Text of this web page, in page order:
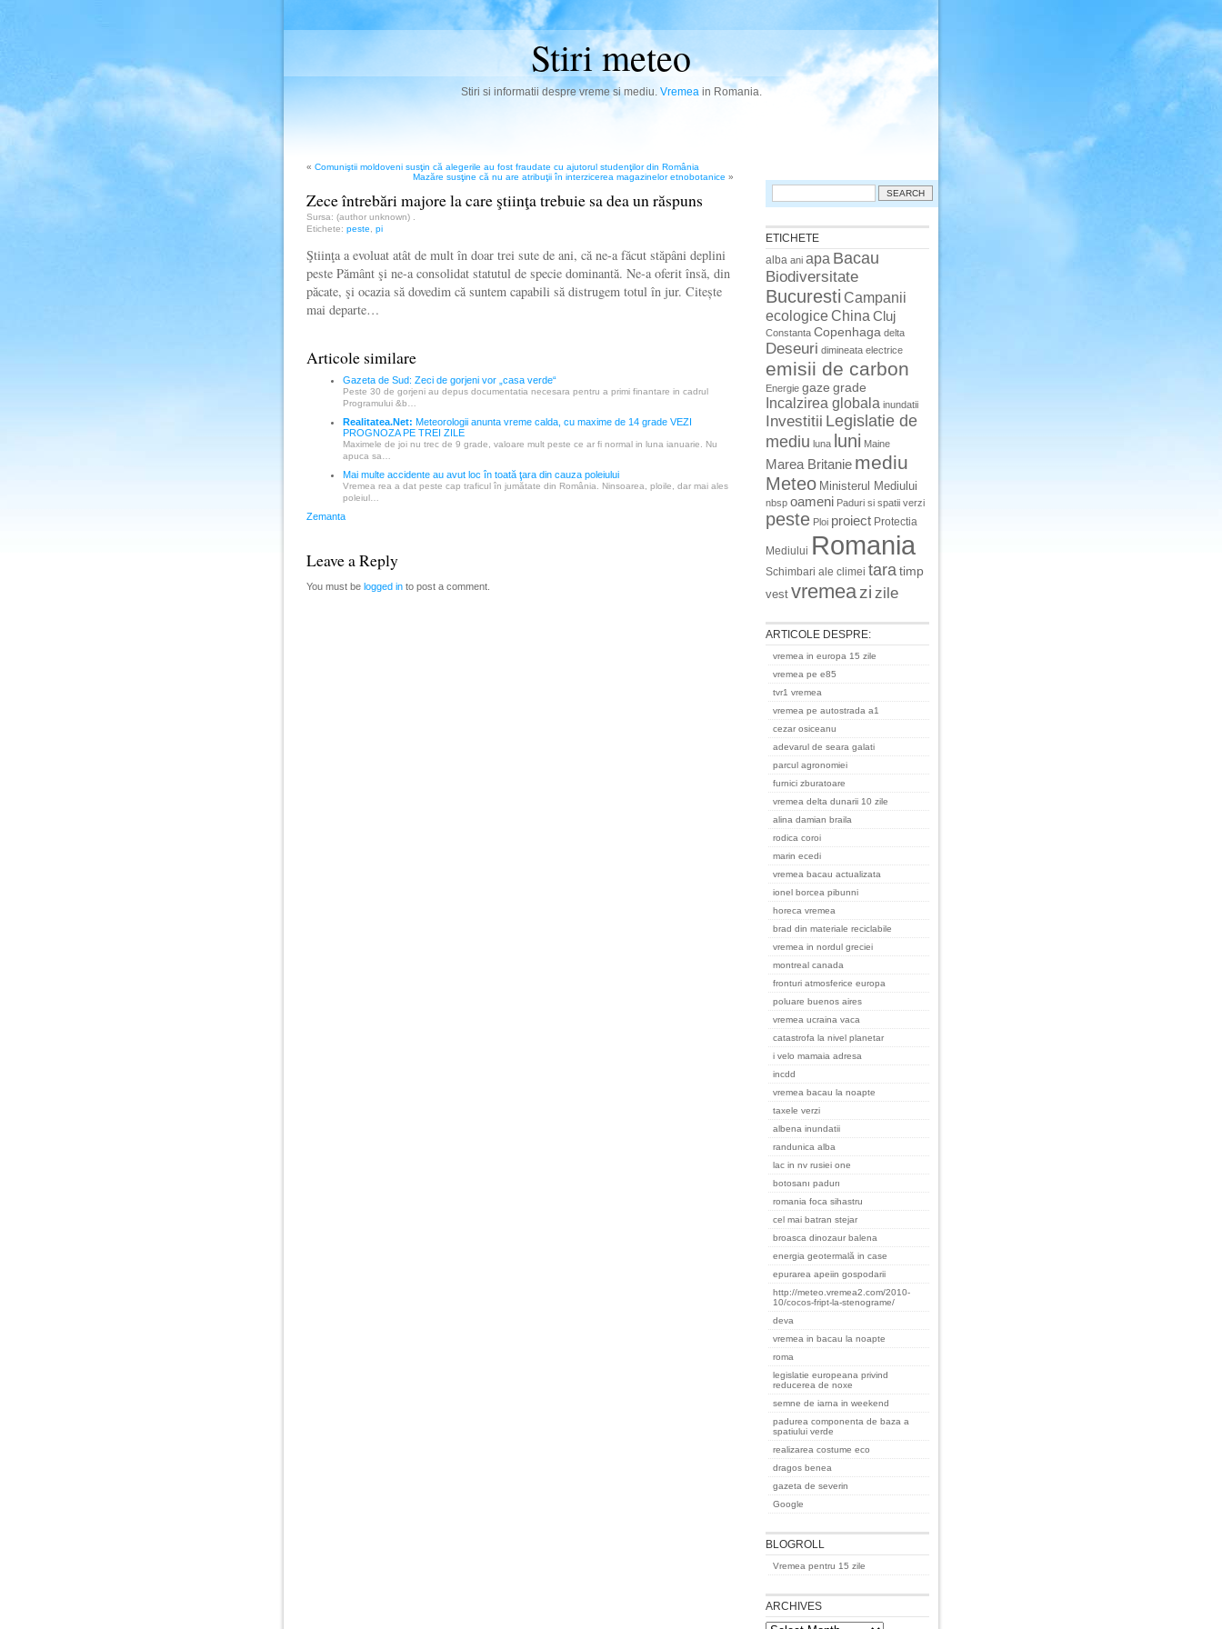
Stiri meteo
Stiri si informatii despre vreme si mediu. Vremeain Romania.
« Comuniştii moldoveni susţin că alegerile au fost fraudate cu ajutorul studenţilor din România
Mazăre susţine că nu are atribuţii în interzicerea magazinelor etnobotanice »
Zece întrebări majore la care ştiinţa trebuie sa dea un răspuns
Sursa: (author unknown)
Etichete: peste pi
Ştiinţa a evoluat atât de mult în doar trei sute de ani, că ne-a făcut stăpâni deplini
peste Pământ şi ne-a consolidat statutul de specie dominantă. Ne-a oferit însă, din
păcate, şi ocazia să dovedim că suntem capabili să distrugem totul în jur. Citește
mai departe…
Articole similare
Gazeta de Sud: Zeci de gorjeni vor „casa verde“
Peste 30 de gorjeni au depus documentatia necesara pentru a primi finantare in cadrul
Programului &b…
Realitatea.Net: Meteorologii anunta vreme calda, cu maxime de 14 grade VEZI
PROGNOZA PE TREI ZILE
Maximele de joi nu trec de 9 grade, valoare mult peste ce ar fi normal in luna ianuarie. Nu
apuca sa…
Mai multe accidente au avut loc în toată ţara din cauza poleiului
Vremea rea a dat peste cap traficul în jumătate din România. Ninsoarea, ploile, dar mai ales
poleiul…
Zemanta
Leave a Reply
You must be logged in to post a comment.
Search
ETICHETE
alba ani apa Bacau
Biodiversitate
Bucuresti Campanii
ecologiceChina Cluj
Constanta Copenhaga delta
Deseuri dimineata electrice
emisii de carbon
Energie gaze grade
Incalzirea globala inundatii
Investitii Legislatie de
mediu luna luni Maine
Marea Britanie mediu
Meteo Ministerul Mediului
nbsp oameni Paduri si spatii verzi
peste Ploi proiect Protectia
Mediului Romania
Schimbari ale climei taratimp
vest vremeazi zile
ARTICOLE DESPRE:
vremea in europa 15 zile
vremea pe e85
tvr1 vremea
vremea pe autostrada a1
cezar osiceanu
adevarul de seara galati
parcul agronomiei
furnici zburatoare
vremea delta dunarii 10 zile
alina damian braila
rodica coroi
marin ecedi
vremea bacau actualizata
ionel borcea pibunni
horeca vremea
brad din materiale reciclabile
vremea in nordul greciei
montreal canada
fronturi atmosferice europa
poluare buenos aires
vremea ucraina vaca
catastrofa la nivel planetar
i velo mamaia adresa
incdd
vremea bacau la noapte
taxele verzi
albena inundatii
randunica alba
lac in nv rusiei one
botosanı padurı
romania foca sihastru
cel mai batran stejar
broasca dinozaur balena
energia geotermală in case
epurarea apeiin gospodarii
http://meteo.vremea2.com/2010-
10/cocos-fript-la-stenograme/
deva
vremea in bacau la noapte
roma
legislatie europeana privind
reducerea de noxe
semne de iarna in weekend
padurea componenta de baza a
spatiului verde
realizarea costume eco
dragos benea
gazeta de severin
Google
BLOGROLL
Vremea pentru 15 zile
ARCHIVES
Archives